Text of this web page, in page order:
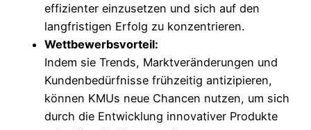
effizienter einzusetzen und sich auf den
langfristigen Erfolg zu konzentrieren.
Wettbewerbsvorteil:
Indem sie Trends, Marktveränderungen und
Kundenbedürfnisse frühzeitig antizipieren,
können KMUs neue Chancen nutzen, um sich
durch die Entwicklung innovativer Produkte